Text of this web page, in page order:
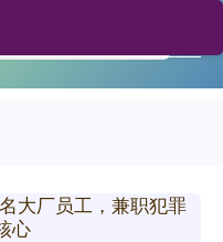
大厂员工，兼职犯罪
心